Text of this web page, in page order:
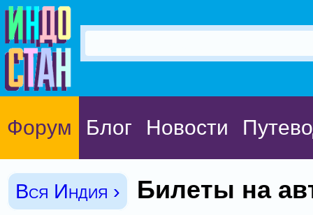
Форум Блог Новости
Вся Индия ›
Билеты на